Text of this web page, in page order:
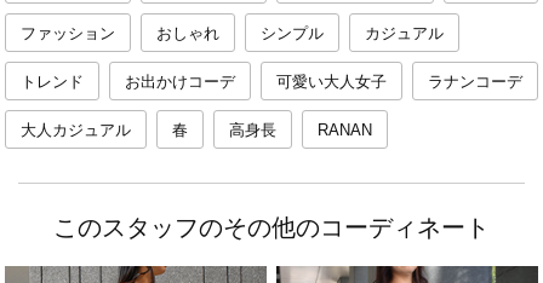
ファッション おしゃれ シンプル カジュアル
トレンド お出かけコーデ 可愛い大人女子 ラナンコーデ
大人カジュアル 春 高身長 RANAN
このスタッフのその他のコーディネート